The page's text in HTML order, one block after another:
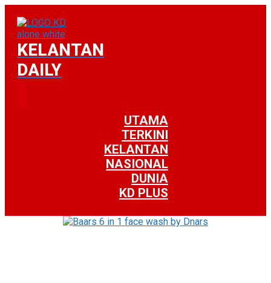
KELANTAN
DAILY
UTAMA
TERKINI
KELANTAN
NASIONAL
DUNIA
KD PLUS